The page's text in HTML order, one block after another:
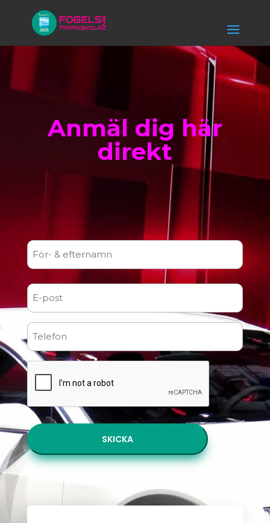
Anmäl dig här
direkt
Namn
(Obligatoriskt)
E-
post
Telefon
CAPTCHA